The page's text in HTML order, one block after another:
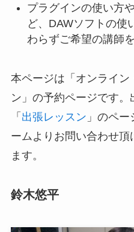
プラグインの使い方
ど、DAWソフトの使
わらずご希望の講師
本ページは「オンライン
ン」の予約ページです
「 出張レッスン 」のペ
ームよりお問い合わせ頂
ます。
鈴木悠平